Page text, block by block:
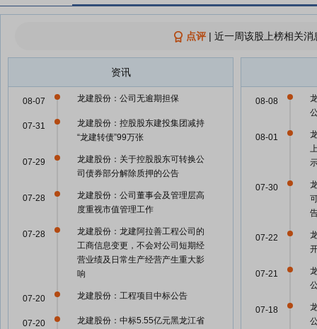
点评| 近一周该股上榜相关
资讯
龙建股份：公司无逾期担保
08-07
龙建股份：控股股东建投集团减持
“龙建转债”99万张
07-31
龙建股份：关于控股股东可转换公
司债券部分解除质押的公告
07-29
龙建股份：公司董事会及管理层高
度重视市值管理工作
07-28
龙建股份：龙建阿拉善工程公司的
工商信息变更，不会对公司短期经
营业绩及日常生产经营产生重大影
响
07-28
龙建股份：工程项目中标公告
07-20
龙建股份：中标5.55亿元黑龙江省
07-20
08-08
08-01
07-30
07-22
07-21
07-18